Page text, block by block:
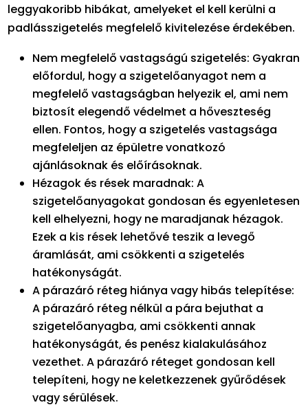
leggyakoribb hibákat, amelyeket el kell kerülni a
padlásszigetelés megfelelő kivitelezése érdekében.
Nem megfelelő vastagságú szigetelés: Gyakran
előfordul, hogy a szigetelőanyagot nem a
megfelelő vastagságban helyezik el, ami nem
biztosít elegendő védelmet a hőveszteség
ellen. Fontos, hogy a szigetelés vastagsága
megfeleljen az épületre vonatkozó
ajánlásoknak és előírásoknak.
Hézagok és rések maradnak: A
szigetelőanyagokat gondosan és egyenletesen
kell elhelyezni, hogy ne maradjanak hézagok.
Ezek a kis rések lehetővé teszik a levegő
áramlását, ami csökkenti a szigetelés
hatékonyságát.
A párazáró réteg hiánya vagy hibás telepítése:
A párazáró réteg nélkül a pára bejuthat a
szigetelőanyagba, ami csökkenti annak
hatékonyságát, és penész kialakulásához
vezethet. A párazáró réteget gondosan kell
telepíteni, hogy ne keletkezzenek gyűrődések
vagy sérülések.